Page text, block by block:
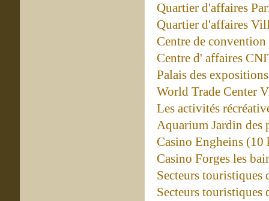
Quartier d'affaires
Quartier d'affaires
Centre de
Centre d' affaires
Palais des
World Trade Center
Les activités
Aquarium Jardin des
Casino Engheins (10
Casino Forges les
Secteurs touristiques
Secteurs